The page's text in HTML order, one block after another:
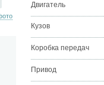
Двигатель
Кузов
Коробка передач
Привод